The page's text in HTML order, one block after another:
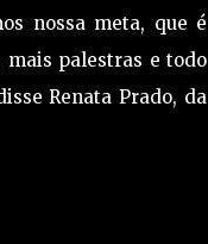
nossa meta, que é
palestras e todo
Renata Prado, da